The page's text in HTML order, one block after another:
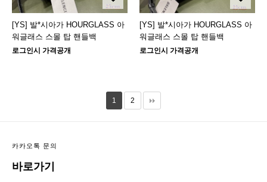
[YS] 발*시아가 HOURGLASS 아
워글래스 스몰 탑 핸들백
로그인시 가격공개
[YS] 발*시아가 HOURGLASS 아
워글래스 스몰 탑 핸들백
로그인시 가격공개
1 2
카카오톡 문의
바로가기